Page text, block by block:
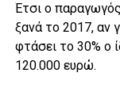
Έτσι ο
ξανά το 2017, αν
φτάσει το 30% ο
120.000 ευρώ.